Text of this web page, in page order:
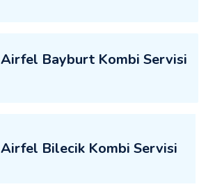
Airfel Bayburt Kombi Servisi
Airfel Bilecik Kombi Servisi